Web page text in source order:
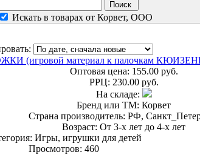
Искать в товарах от Корвет, ООО
(игровой материал к палочкам
Оптовая цена: 155.00 руб.
РРЦ: 230.00 руб.
На складе:
Бренд или ТМ: Корвет
Страна производитель: РФ,
Возраст: От 3-х лет до 4-х лет
Игры, игрушки для детей
Просмотров: 460